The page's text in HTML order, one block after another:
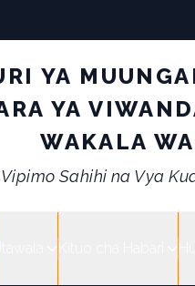
YA
YA
WAKALA
Vipimo Sahihi na Vya